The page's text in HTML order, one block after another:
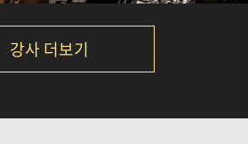
강사 더보기